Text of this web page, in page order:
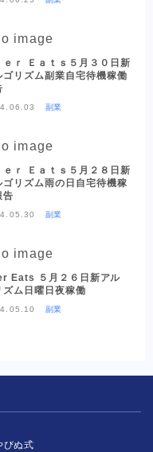
ｅｒ Ｅａｔｓ５月３０日新
ゴリズム副業自宅待機稼働
副業
ｅｒ Ｅａｔｓ５月２８日新
ゴリズム雨の日自宅待機稼
告
副業
Eats ５月２６日新アル
ズム日曜日夜稼働
副業
ぬ式